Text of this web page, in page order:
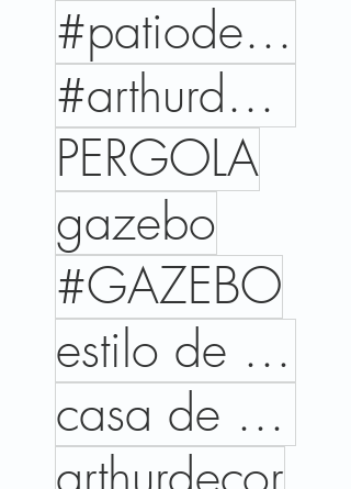
#patiodesign
#arthurdecor
PERGOLA
gazebo
#GAZEBO
estilo de vida
casa de campo